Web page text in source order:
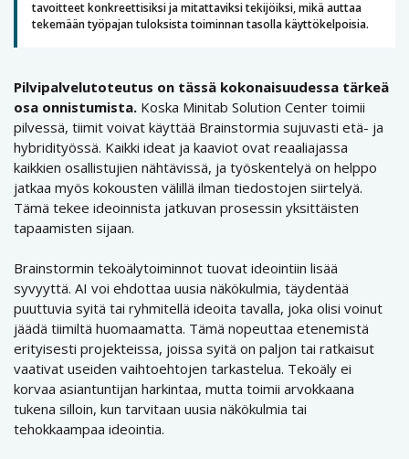
tavoitteet konkreettisiksi ja mitattaviksi tekijöiksi, mikä auttaa
tekemään työpajan tuloksista toiminnan tasolla käyttökelpoisia.
Pilvipalvelutoteutus on tässä kokonaisuudessa tärkeä
osa onnistumista. Koska Minitab Solution Center toimii
pilvessä, tiimit voivat käyttää Brainstormia sujuvasti etä- ja
hybridityössä. Kaikki ideat ja kaaviot ovat reaaliajassa
kaikkien osallistujien nähtävissä, ja työskentelyä on helppo
jatkaa myös kokousten välillä ilman tiedostojen siirtelyä.
Tämä tekee ideoinnista jatkuvan prosessin yksittäisten
tapaamisten sijaan.
Brainstormin tekoälytoiminnot tuovat ideointiin lisää
syvyyttä. AI voi ehdottaa uusia näkökulmia, täydentää
puuttuvia syitä tai ryhmitellä ideoita tavalla, joka olisi voinut
jäädä tiimiltä huomaamatta. Tämä nopeuttaa etenemistä
erityisesti projekteissa, joissa syitä on paljon tai ratkaisut
vaativat useiden vaihtoehtojen tarkastelua. Tekoäly ei
korvaa asiantuntijan harkintaa, mutta toimii arvokkaana
tukena silloin, kun tarvitaan uusia näkökulmia tai
tehokkaampaa ideointia.